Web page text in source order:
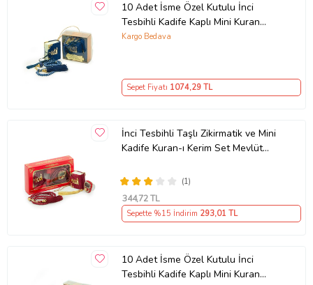
10 Adet İsme Özel Kutulu İnci
Tesbihli Kadife Kaplı Mini Kuran
Mevlüt Hediyesi Lacivert
Kargo Bedava
Sepet Fiyatı 1074,29 TL
İnci Tesbihli Taşlı Zikirmatik ve Mini
Kadife Kuran-ı Kerim Set Mevlüt
(1)
344,72 TL
Sepette %15 İndirim 293,01 TL
10 Adet İsme Özel Kutulu İnci
Tesbihli Kadife Kaplı Mini Kuran